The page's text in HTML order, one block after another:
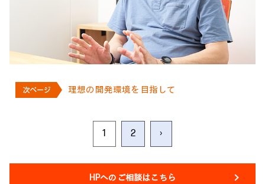
理想の開発環境を目指して
1 2 ›
HPへのご相談はこちら